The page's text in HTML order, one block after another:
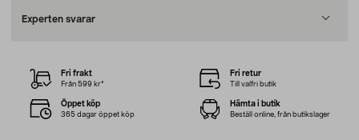
Experten svarar
Fri frakt
Från 599 kr*
Fri retur
Till valfri butik
Öppet köp
365 dagar öppet köp
Hämta i butik
Beställ online, från butikslager